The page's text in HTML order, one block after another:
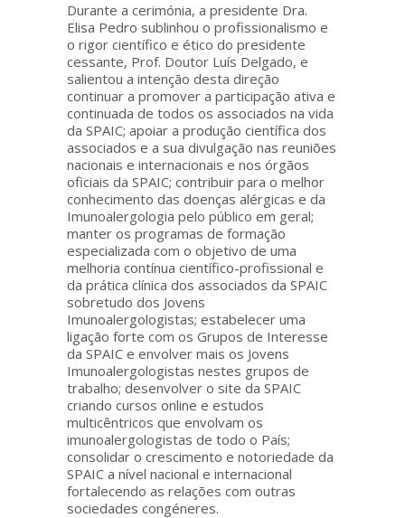
Durante a cerimónia, a presidente Dra.
Elisa Pedro sublinhou o profissionalismo e
o rigor científico e ético do presidente
cessante, Prof. Doutor Luís Delgado, e
salientou a intenção desta direção
continuar a promover a participação ativa e
continuada de todos os associados na vida
da SPAIC; apoiar a produção científica dos
associados e a sua divulgação nas reuniões
nacionais e internacionais e nos órgãos
oficiais da SPAIC; contribuir para o melhor
conhecimento das doenças alérgicas e da
Imunoalergologia pelo público em geral;
manter os programas de formação
especializada com o objetivo de uma
melhoria contínua científico-profissional e
da prática clínica dos associados da SPAIC
sobretudo dos Jovens
Imunoalergologistas; estabelecer uma
ligação forte com os Grupos de Interesse
da SPAIC e envolver mais os Jovens
Imunoalergologistas nestes grupos de
trabalho; desenvolver o site da SPAIC
criando cursos online e estudos
multicêntricos que envolvam os
imunoalergologistas de todo o País;
consolidar o crescimento e notoriedade da
SPAIC a nível nacional e internacional
fortalecendo as relações com outras
sociedades congéneres.